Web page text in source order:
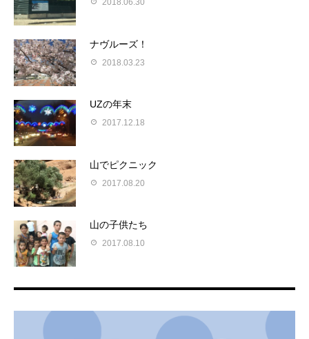
2018.06.30
ナヴルーズ！
2018.03.23
UZの年末
2017.12.18
山でピクニック
2017.08.20
山の子供たち
2017.08.10